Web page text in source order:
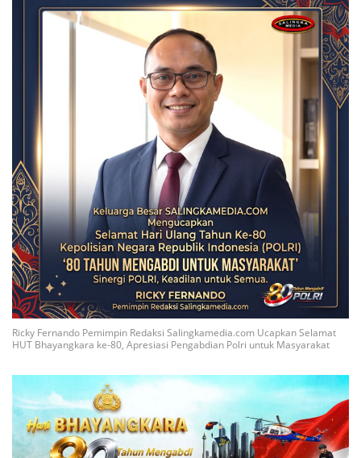
Ricky Fernando Pemimpin Redaksi Salingkamedia.com Ucapkan Selamat
HUT Bhayangkara ke-80, Apresiasi Pengabdian Polri untuk Masyarakat